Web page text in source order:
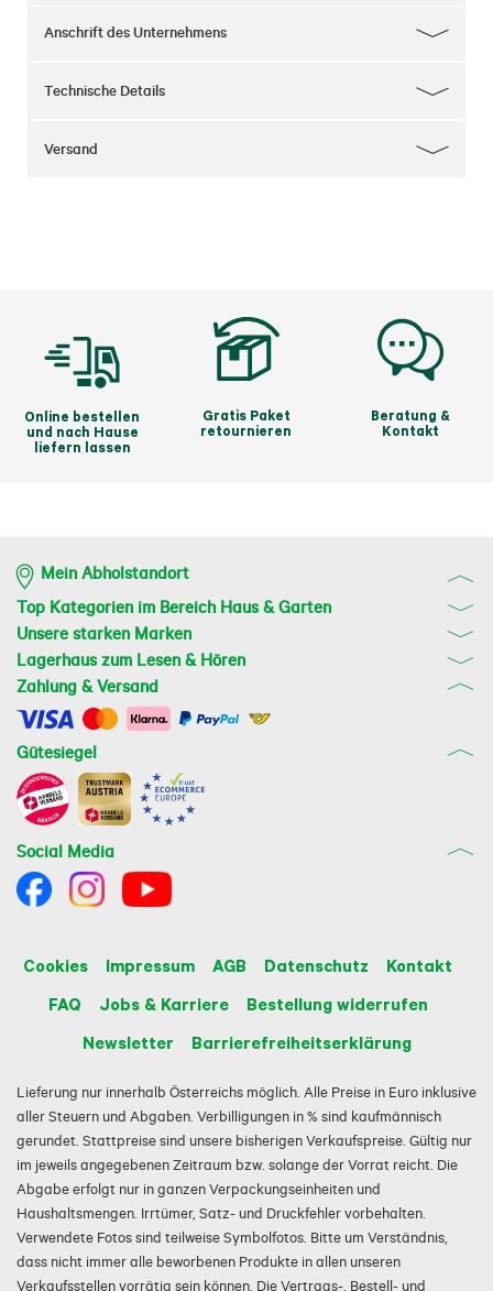
Anschrift des Unternehmens
Technische Details
Versand
Online bestellen
und nach Hause
liefern lassen
Gratis Paket
retournieren
Beratung &
Kontakt
Mein Abholstandort
Top Kategorien im Bereich Haus & Garten
Unsere starken Marken
Lagerhaus zum Lesen & Hören
Zahlung & Versand
Gütesiegel
Social Media
Cookies Impressum AGB Datenschutz
Kontakt
FAQ
Jobs & Karriere
Bestellung widerrufen
Newsletter
Barrierefreiheitserklärung
Lieferung nur innerhalb Österreichs möglich. Alle Preise in Euro inklusive
aller Steuern und Abgaben. Verbilligungen in % sind kaufmännisch
gerundet. Stattpreise sind unsere bisherigen Verkaufspreise. Gültig nur
im jeweils angegebenen Zeitraum bzw. solange der Vorrat reicht. Die
Abgabe erfolgt nur in ganzen Verpackungseinheiten und
Haushaltsmengen. Irrtümer, Satz- und Druckfehler vorbehalten.
Verwendete Fotos sind teilweise Symbolfotos. Bitte um Verständnis,
dass nicht immer alle beworbenen Produkte in allen unseren
Verkaufsstellen vorrätig sein können. Die Vertrags-, Bestell- und